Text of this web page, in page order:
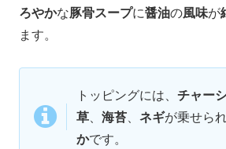
ろやかな豚骨スープに醤油の風味が
ます。
トッピングには、 チャー
草、 海苔、 ネギが乗せられ
かです。